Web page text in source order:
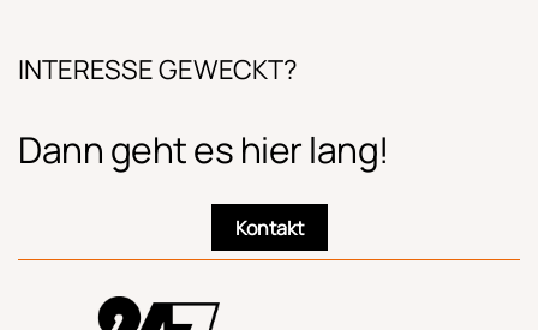
INTERESSE GEWECKT?
Dann geht es hier lang!
Kontakt